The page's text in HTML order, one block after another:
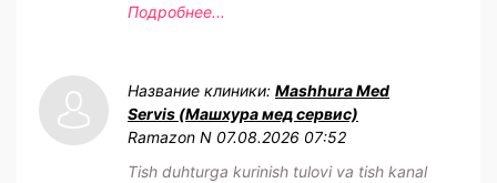
Подробнее...
Название клиники: Mashhura Med
Servis (Машхура мед сервис)
Ramazon N 07.08.2026 07:52
Tish duhturga kurinish tulovi va tish kanal